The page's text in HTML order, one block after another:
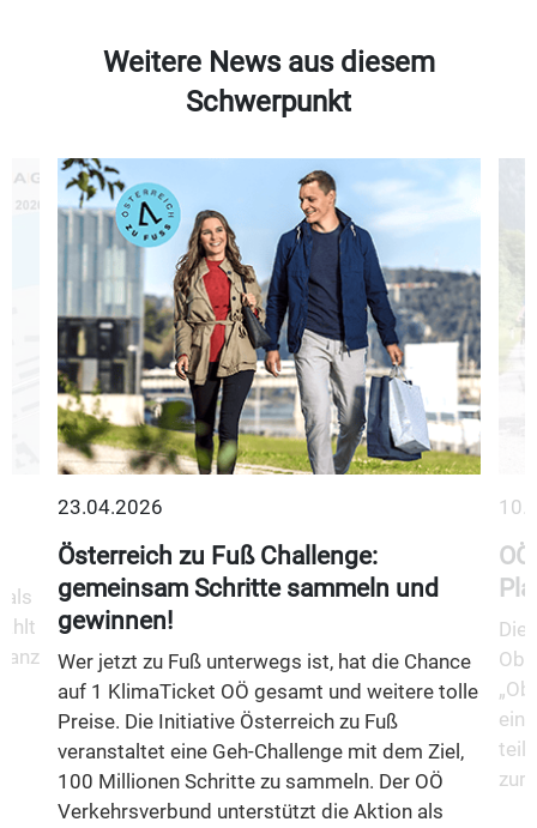
Weitere News aus diesem
Schwerpunkt
als
23.04.2026
Österreich zu Fuß Challenge:
gemeinsam Schritte sammeln und
gewinnen!
Wer jetzt zu Fuß unterwegs ist, hat die Chance
auf 1 KlimaTicket OÖ gesamt und weitere tolle
Preise. Die Initiative Österreich zu Fuß
veranstaltet eine Geh-Challenge mit dem Ziel,
100 Millionen Schritte zu sammeln. Der OÖ
Verkehrsverbund unterstützt die Aktion als
Die